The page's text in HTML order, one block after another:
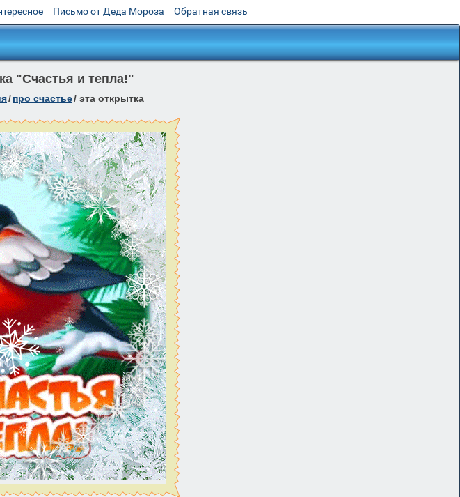
Письмо от Деда Мороза Обратная связь
"Счастья и тепла!"
/про счастье/ эта открытка